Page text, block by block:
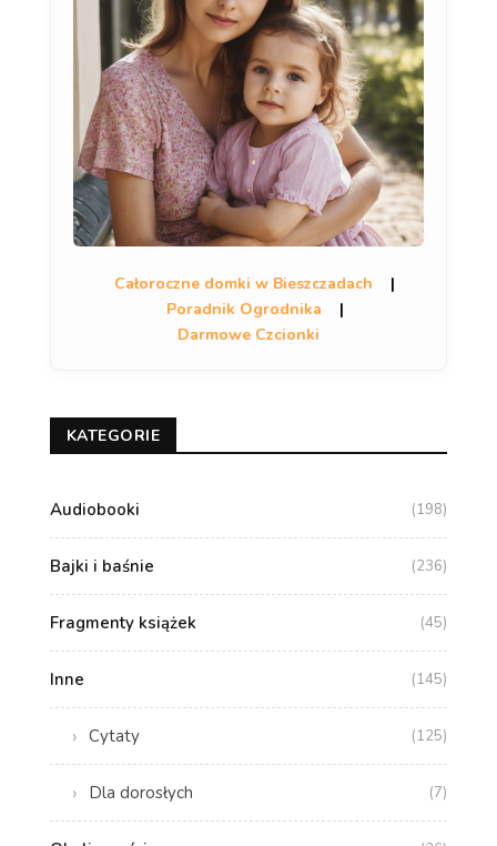
Całoroczne domki w Bieszczadach
|
Poradnik Ogrodnika
|
Darmowe Czcionki
KATEGORIE
Audiobooki (198)
Bajki i baśnie (236)
Fragmenty książek (45)
Inne (145)
Cytaty (125)
Dla dorosłych (7)